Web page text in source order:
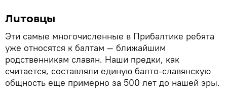
Литовцы
Эти самые многочисленные в Прибалтике ребята
уже относятся к балтам — ближайшим
родственникам славян. Наши предки, как
считается, составляли единую балто-славянскую
общность еще примерно за 500 лет до нашей эры.